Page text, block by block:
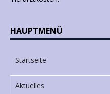
HAUPTMENÜ
Startseite
Aktuelles